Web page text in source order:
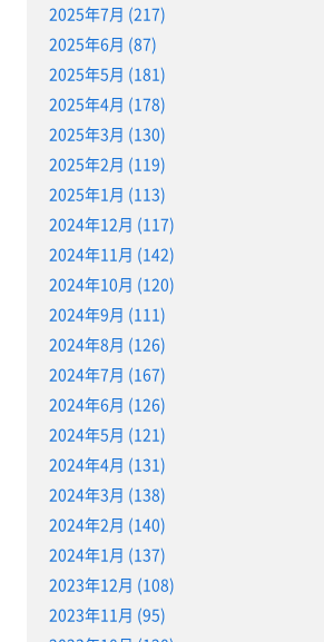
2025年7月 (217)
2025年6月 (87)
2025年5月 (181)
2025年4月 (178)
2025年3月 (130)
2025年2月 (119)
2025年1月 (113)
2024年12月 (117)
2024年11月 (142)
2024年10月 (120)
2024年9月 (111)
2024年8月 (126)
2024年7月 (167)
2024年6月 (126)
2024年5月 (121)
2024年4月 (131)
2024年3月 (138)
2024年2月 (140)
2024年1月 (137)
2023年12月 (108)
2023年11月 (95)